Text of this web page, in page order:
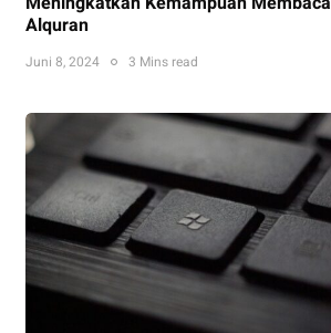
Alquran
Juni 8, 2024 3 Mins read